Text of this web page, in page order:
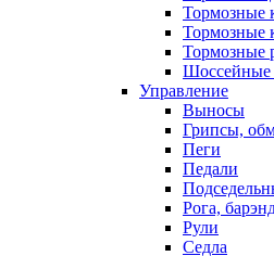
Тормозные
Тормозные
Тормозные
Шоссейные
Управление
Выносы
Грипсы,
Пеги
Педали
Рога,
Рули
Седла